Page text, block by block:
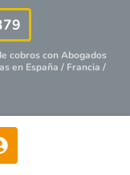
cobros conAbogados
en España / Francia /